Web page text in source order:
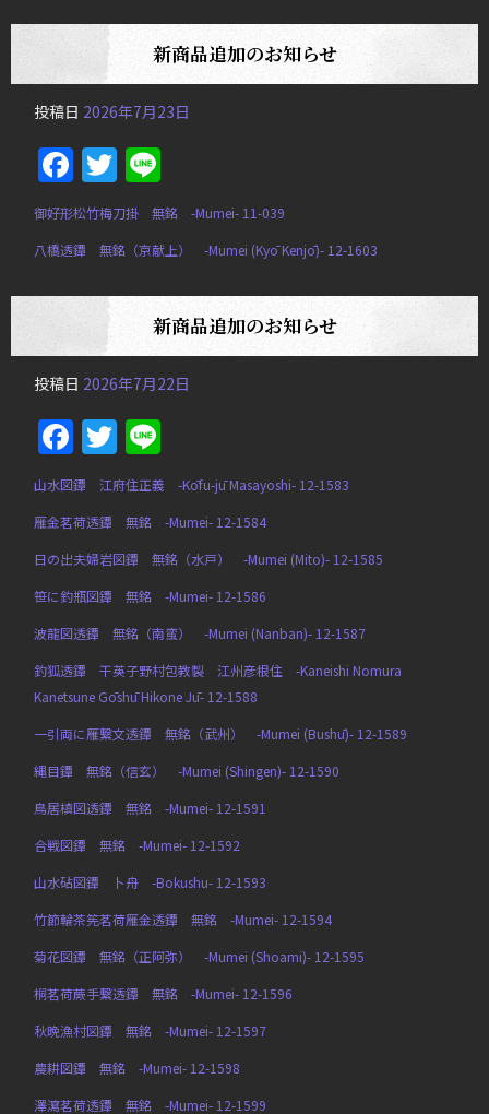
新商品追加のお知らせ
投稿日 2026年7月23日
Facebook
Twitter
御好形松竹梅刀掛 無銘 -Mumei- 11-039
八橋透鐔 無銘（京献上） -Mumei (Kyō Kenjō)- 12-1603
新商品追加のお知らせ
投稿日 2026年7月22日
Facebook
Twitter
山水図鐔 江府住正義 -Kōfu-jū Masayoshi- 12-1583
雁金茗荷透鐔 無銘 -Mumei- 12-1584
日の出夫婦岩図鐔 無銘（水戸） -Mumei (Mito)- 12-1585
笹に釣瓶図鐔 無銘 -Mumei- 12-1586
波龍図透鐔 無銘（南蛮） -Mumei (Nanban)- 12-1587
釣狐透鐔 干英子野村包教製 江州彦根住 -Kaneishi Nomura
Kanetsune Gōshū Hikone Jū- 12-1588
一引両に雁繋文透鐔 無銘（武州） -Mumei (Bushū)- 12-1589
縄目鐔 無銘（信玄） -Mumei (Shingen)- 12-1590
鳥居槙図透鐔 無銘 -Mumei- 12-1591
合戦図鐔 無銘 -Mumei- 12-1592
山水砧図鐔 卜舟 -Bokushu- 12-1593
竹節輪茶筅茗荷雁金透鐔 無銘 -Mumei- 12-1594
菊花図鐔 無銘（正阿弥） -Mumei (Shoami)- 12-1595
桐茗荷蕨手繋透鐔 無銘 -Mumei- 12-1596
秋晩漁村図鐔 無銘 -Mumei- 12-1597
農耕図鐔 無銘 -Mumei- 12-1598
澤瀉茗荷透鐔 無銘 -Mumei- 12-1599